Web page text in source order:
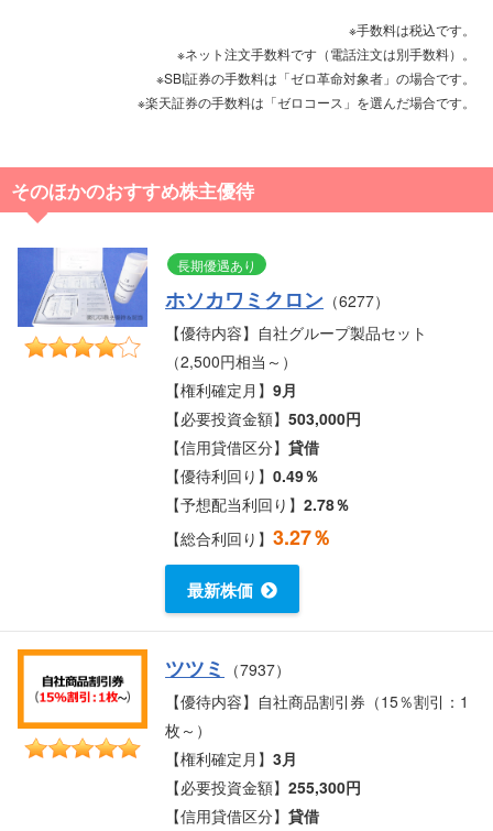
※手数料は税込です。
※ネット注文手数料です（電話注文は別手数料）。
※SBI証券の手数料は「ゼロ革命対象者」の場合です。
※楽天証券の手数料は「ゼロコース」を選んだ場合です。
そのほかのおすすめ株主優待
長期優遇あり
ホソカワミクロン （6277）
【優待内容】自社グループ製品セット
（2,500円相当～）
【権利確定月】9月
【必要投資金額】503,000円
【信用貸借区分】貸借
【優待利回り】0.49％
【予想配当利回り】2.78％
【総合利回り】3.27％
最新株価
ツツミ
（7937）
【優待内容】自社商品割引券（15％割引：1
枚～）
【権利確定月】3月
【必要投資金額】255,300円
【信用貸借区分】貸借